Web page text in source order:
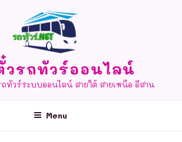
วรถทัวร์ออนไลน์
ทัวร์ระบบออนไลน์ สายใต้ สายเหนือ อีสาน
Menu